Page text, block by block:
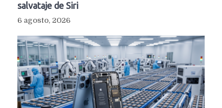
salvataje de Siri
6 agosto, 2026